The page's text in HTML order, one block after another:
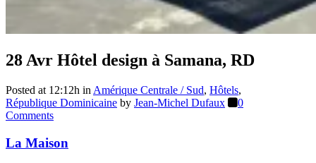
28 Avr Hôtel design à Samana, RD
Posted at 12:12h in Amérique Centrale / Sud, Hôtels,
République Dominicaine by Jean-Michel Dufaux
0
Comments
La Maison